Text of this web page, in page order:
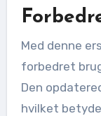
Med denne
forbedret
Den
hvilket